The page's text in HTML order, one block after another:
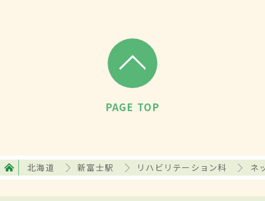
PAGE TOP
北海道 新富士駅 リハビリテーション科 ネ